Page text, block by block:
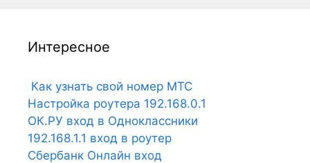
Интересное
Как узнать свой номер МТС
Настройка роутера 192.168.0.1
ОК.РУ вход в Одноклассники
192.168.1.1 вход в роутер
Сбербанк Онлайн вход